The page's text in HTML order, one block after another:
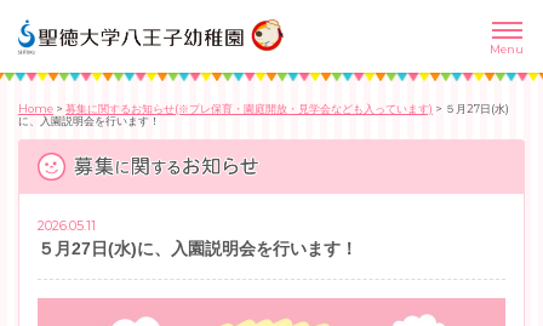
Home > 募集に関するお知らせ(※プレ保育・園庭開放・見学会なども入っています) > ５月27日(水)
に、入園説明会を行います！
2026.05.11
５月27日(水)に、入園説明会を行います！